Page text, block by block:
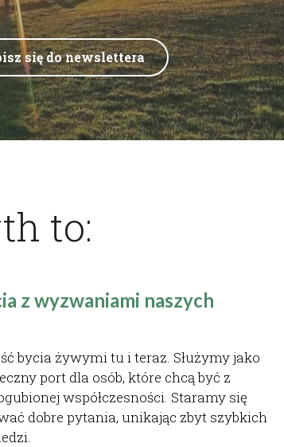
się do newslettera
to:
z wyzwaniami naszych
bycia żywymi tu i teraz. Służymy jako
port dla osób, które chcą być z
współczesności. Staramy się
dobre pytania, unikając zbyt szybkich